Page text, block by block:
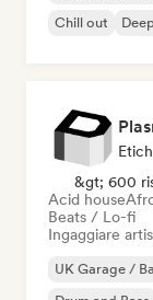
Chill out
&gt; 600
Acid house
Beats / Lo-fi
Ingaggiare
UK Garage /